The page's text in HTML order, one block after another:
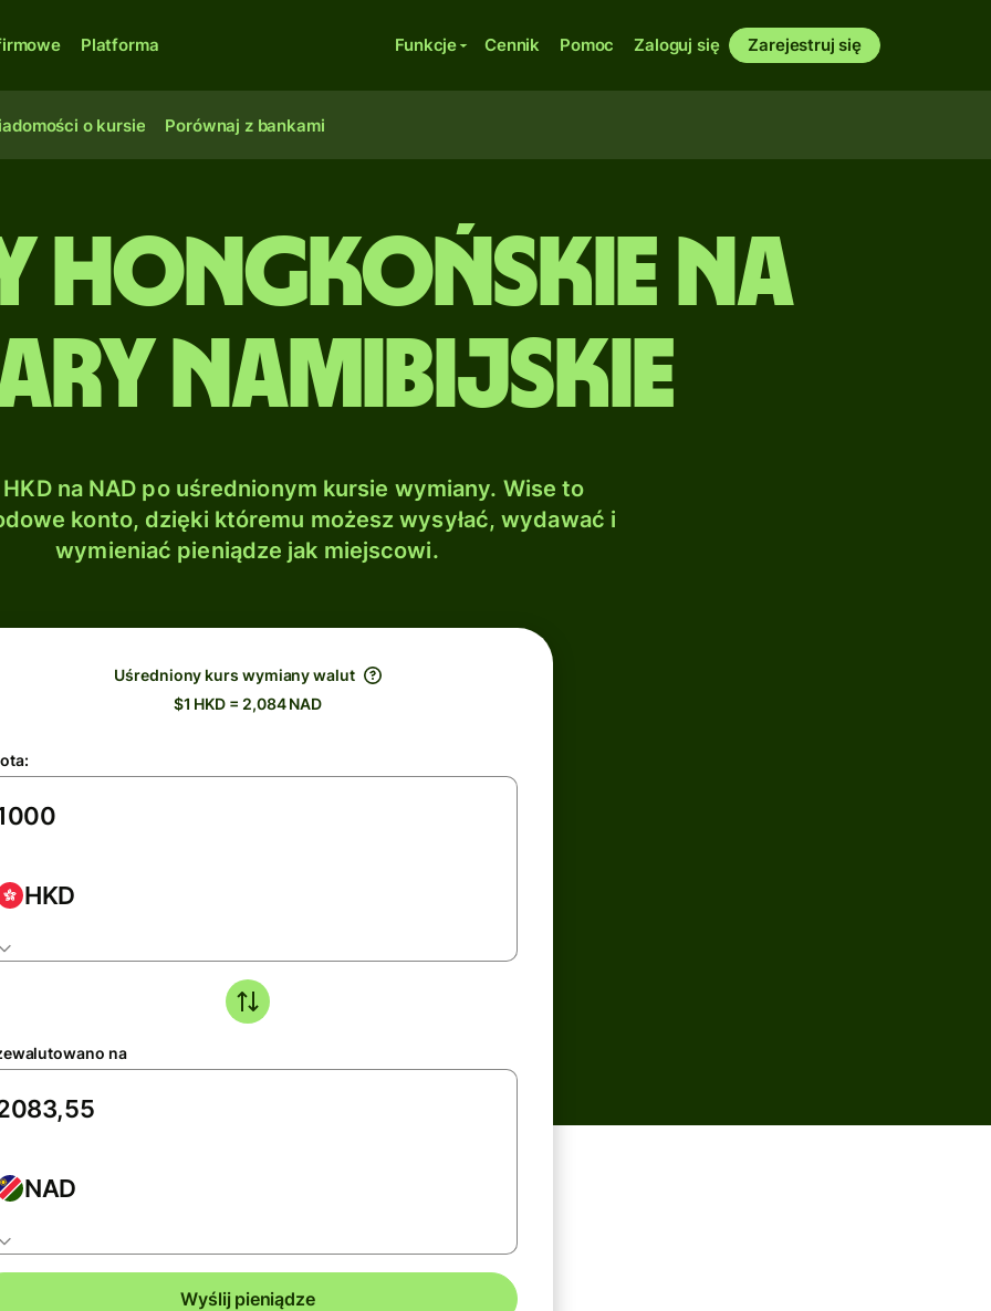
Platforma Funkcje Cennik Pomoc Zaloguj się Zarejestruj się
o kursie Porównaj z bankami
hongkońskie na
namibijskie
na NAD po uśrednionym kursie wymiany. Wise to
konto, dzięki któremu możesz wysyłać, wydawać i
wymieniać pieniądze jak miejscowi.
Uśredniony kurs wymiany walut
$1 HKD = 2,084 NAD
HKD
na
NAD
Wyślij pieniądze